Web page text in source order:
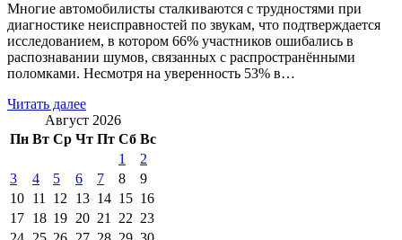
Многие автомобилисты сталкиваются с трудностями при
диагностике неисправностей по звукам, что подтверждается
исследованием, в котором 66% участников ошибались в
распознавании шумов, связанных с распространёнными
поломками. Несмотря на уверенность 53% в…
Читать далее
Август 2026
Пн Вт Ср Чт Пт Сб Вс
1
2
3
4 5 6 7 8
9
10 11 12 13 14 15 16
17 18 19 20 21 22 23